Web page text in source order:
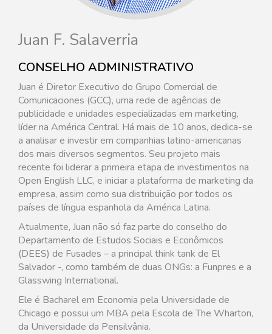
Juan F. Salaverria
CONSELHO ADMINISTRATIVO
Juan é Diretor Executivo do Grupo Comercial de
Comunicaciones (GCC), uma rede de agências de
publicidade e unidades especializadas em marketing,
líder na América Central. Há mais de 10 anos, dedica-se
a analisar e investir em companhias latino-americanas
dos mais diversos segmentos. Seu projeto mais
recente foi liderar a primeira etapa de investimentos na
Open English LLC, e iniciar a plataforma de marketing da
empresa, assim como sua distribuição por todos os
países de língua espanhola da América Latina.
Atualmente, Juan não só faz parte do conselho do
Departamento de Estudos Sociais e Econômicos
(DEES) de Fusades – a principal think tank de El
Salvador -, como também de duas ONGs: a Funpres e a
Glasswing International.
Ele é Bacharel em Economia pela Universidade de
Chicago e possui um MBA pela Escola de The Wharton,
da Universidade da Pensilvânia.